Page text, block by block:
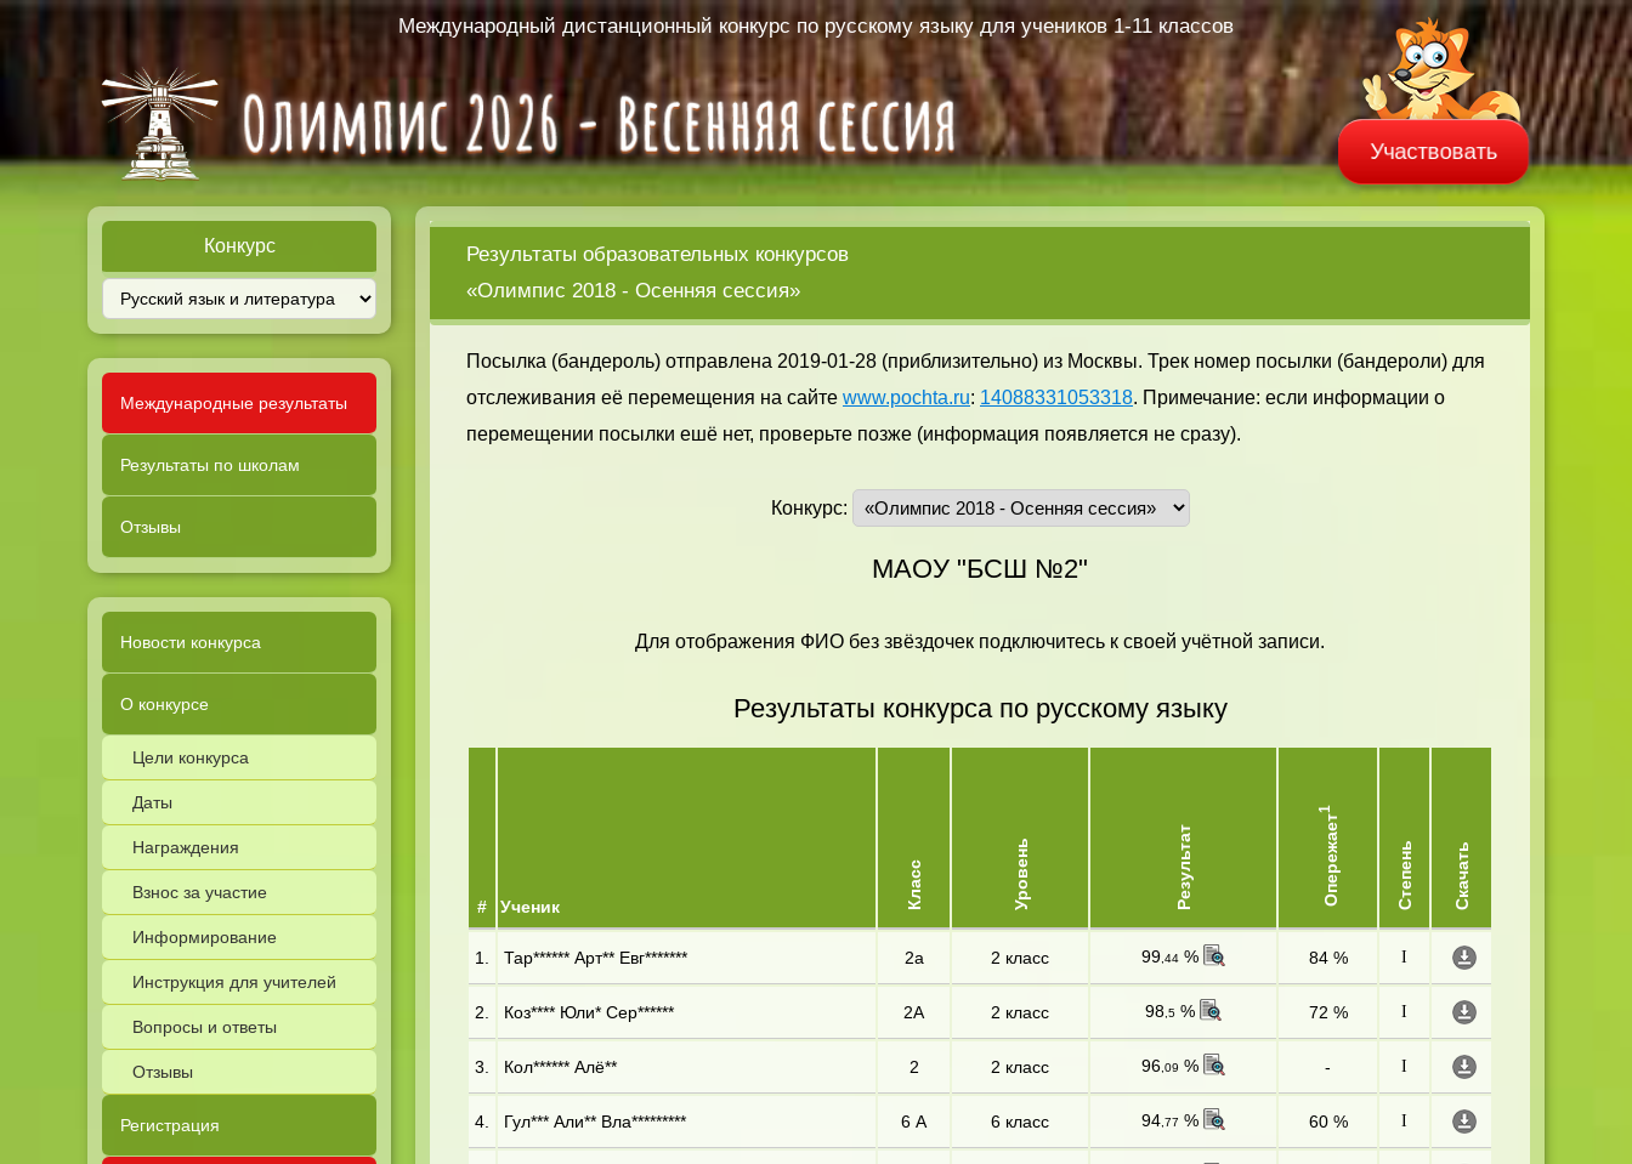
Международный дистанционный конкурс по русскому языку для учеников 1-11 классов
Участвовать
Конкурс
Международные результаты
Результаты по школам
Отзывы
Новости конкурса
О конкурсе
Цели конкурса
Даты
Награждения
Взнос за участие
Информирование
Инструкция для учителей
Вопросы и ответы
Отзывы
Регистрация
Результаты образовательных конкурсов
«Олимпис 2018 - Осенняя сессия»
Посылка (бандероль) отправлена 2019-01-28 (приблизительно) из Москвы. Трек номер посылки (бандероли) для
отслеживания её перемещения на сайте www.pochta.ru: 14088331053318. Примечание: если информации о
перемещении посылки ешё нет, проверьте позже (информация появляется не сразу).
Конкурс:
МАОУ "БСШ №2"
Для отображения ФИО без звёздочек подключитесь к своей учётной записи.
Результаты конкурса по русскому языку
# Ученик Класс Уровень Результат Опережает
1
Степень Скачать
1. Тар****** Арт** Евг******* 2а 2 класс 99 ,44 % 84 % I
2. Коз**** Юли* Сер****** 2А 2 класс 98 ,5 % 72 % I
3. Кол****** Алё** 2 2 класс 96 ,09 % - I
4. Гул*** Али** Вла********* 6 А 6 класс 94 ,77 % 60 % I